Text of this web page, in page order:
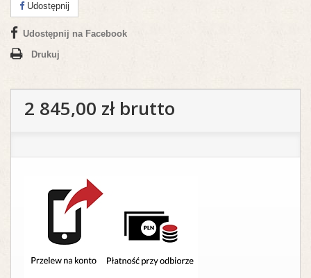
Udostępnij
Udostępnij na Facebook
Drukuj
2 845,00 złbrutto